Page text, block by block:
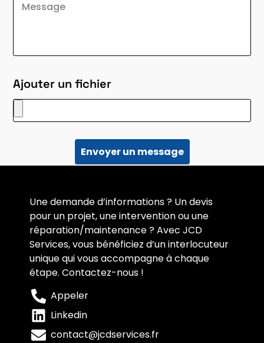
Ajouter un fichier
Envoyer un message
Une demande d’informations ? Un devis
pour un projet, une intervention ou une
réparation/maintenance ? Avec JCD
Services, vous bénéficiez d’un interlocuteur
unique qui vous accompagne à chaque
étape. Contactez-nous !
Appeler
Linkedin
contact@jcdservices.fr